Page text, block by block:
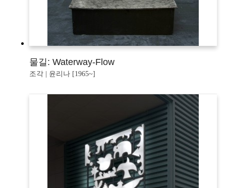
물길: Waterway-Flow
조각 | 윤리나 [1965~]